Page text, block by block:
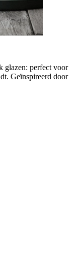
perfect voor
Geïnspireerd door